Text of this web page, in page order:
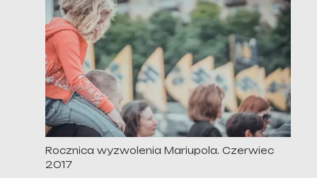
Rocznica wyzwolenia Mariupola. Czerwiec
2017